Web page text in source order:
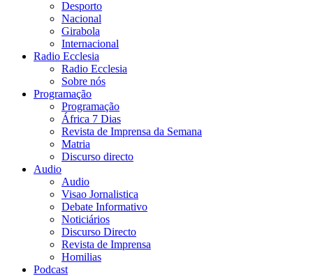
Desporto
Nacional
Girabola
Internacional
Radio Ecclesia
Radio Ecclesia
Sobre nós
Programação
Programação
África 7 Dias
Revista de Imprensa da Semana
Matria
Discurso directo
Audio
Audio
Visao Jornalistica
Debate Informativo
Noticiários
Discurso Directo
Revista de Imprensa
Homilias
Podcast